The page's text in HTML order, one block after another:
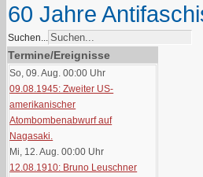
60 Jahre
Suchen...
Termine/Ereignisse
So, 09. Aug. 00:00 Uhr
09.08.1945: Zweiter US-
amerikanischer
Atombombenabwurf auf
Nagasaki.
Mi, 12. Aug. 00:00 Uhr
12.08.1910: Bruno Leuschner